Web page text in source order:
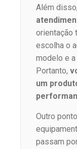
Além
orientação
escolha o
modelo e
Portanto,
um
Outro
passam